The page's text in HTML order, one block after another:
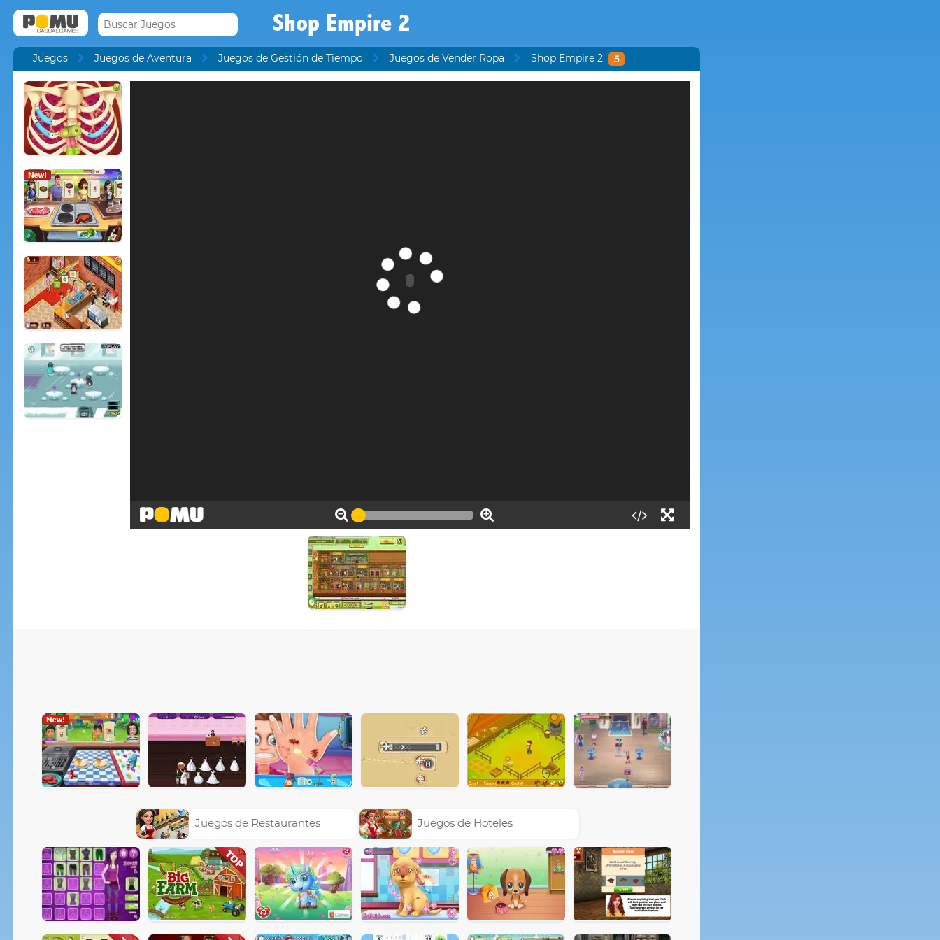
Shop Empire 2
Juegos Juegos de Aventura Juegos de Gestión de Tiempo Juegos de Vender Ropa Shop Empire 2 5
Juegos de Restaurantes Juegos de Hoteles